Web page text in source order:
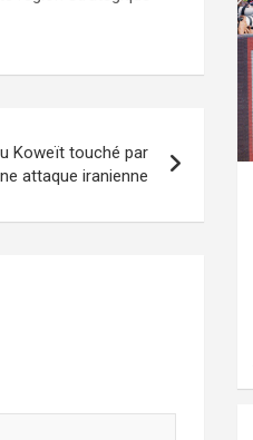
Koweït touché par
attaque iranienne